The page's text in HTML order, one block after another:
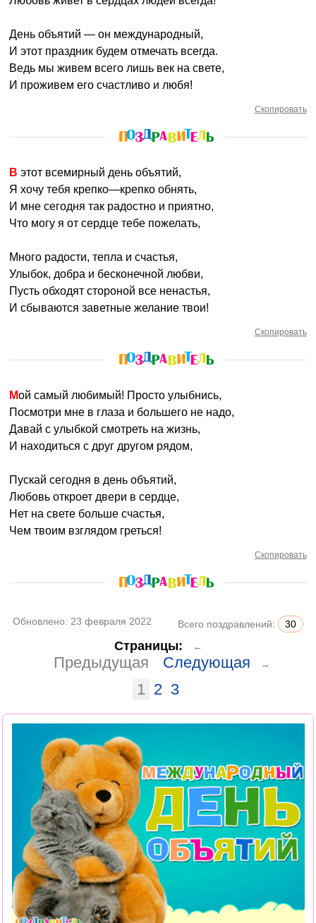
День объятий — он международный,
И этот праздник будем отмечать всегда.
Ведь мы живем всего лишь век на свете,
И проживем его счастливо и любя!
Скопировать
В этот всемирный день объятий,
Я хочу тебя крепко—крепко обнять,
И мне сегодня так радостно и приятно,
Что могу я от сердце тебе пожелать,
Много радости, тепла и счастья,
Улыбок, добра и бесконечной любви,
Пусть обходят стороной все ненастья,
И сбываются заветные желание твои!
Скопировать
Мой самый любимый! Просто улыбнись,
Посмотри мне в глаза и большего не надо,
Давай с улыбкой смотреть на жизнь,
И находиться с друг другом рядом,
Пускай сегодня в день объятий,
Любовь откроет двери в сердце,
Нет на свете больше счастья,
Чем твоим взглядом греться!
Скопировать
Обновлено: 23 февраля 2022 Всего поздравлений: 30
Страницы: ←
Предыдущая Следующая →
1 2 3